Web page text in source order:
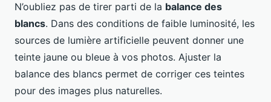
N’oubliez pas de tirer parti de la balance des
blancs. Dans des conditions de faible luminosité, les
sources de lumière artificielle peuvent donner une
teinte jaune ou bleue à vos photos. Ajuster la
balance des blancs permet de corriger ces teintes
pour des images plus naturelles.